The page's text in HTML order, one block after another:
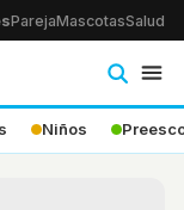
ParejaMascotasSalud
Niños